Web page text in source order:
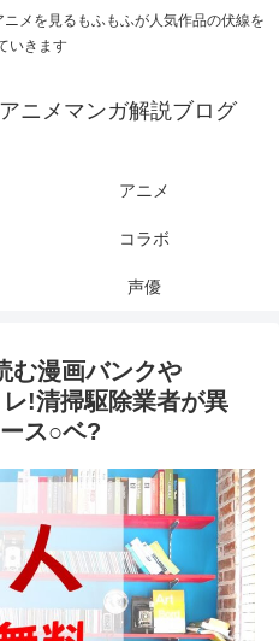
メを見るもふもふが人気作品の伏線を
いきます
ニメマンガ解説ブログ
アニメ
コラボ
声優
む漫画バンクや
!清掃駆除業者が異
ス○ベ?